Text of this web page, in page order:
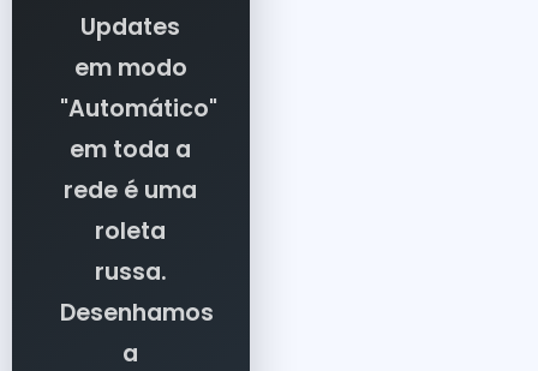
Updates
em modo
"Automático"
em toda a
rede é uma
roleta
russa.
Desenhamos
a